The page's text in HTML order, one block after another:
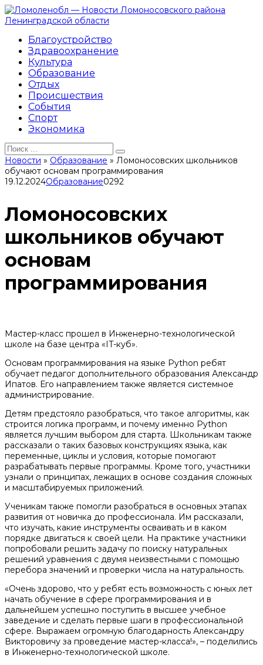
Перейти
к
Благоустройство
Здравоохранение
Культура
Образование
Отдых
Происшествия
События
Спорт
Экономика
Search
for:
Новости » Образование » Ломоносовских школьников
обучают основам программирования
19.12.2024Образование0292
Ломоносовских
школьников обучают
основам
программирования
Мастер-класс прошел в Инженерно-технологической
школе на базе центра «IT-куб».
Основам программирования на языке Python ребят
обучает педагог дополнительного образования Александр
Ипатов. Его направлением также является системное
администрирование.
Детям предстояло разобраться, что такое алгоритмы, как
строится логика программ, и почему именно Python
является лучшим выбором для старта. Школьникам также
рассказали о таких базовых конструкциях языка, как
переменные, циклы и условия, которые помогают
разрабатывать первые программы. Кроме того, участники
узнали о принципах, лежащих в основе создания сложных
и масштабируемых приложений.
Ученикам также помогли разобраться в основных этапах
развития от новичка до профессионала. Им рассказали,
что изучать, какие инструменты осваивать и в каком
порядке двигаться к своей цели. На практике участники
попробовали решить задачу по поиску натуральных
решений уравнения с двумя неизвестными с помощью
перебора значений и проверки числа на натуральность.
«Очень здорово, что у ребят есть возможность с юных лет
начать обучение в сфере программирования и в
дальнейшем успешно поступить в высшее учебное
заведение и сделать первые шаги в профессиональной
сфере. Выражаем огромную благодарность Александру
Викторовичу за проведение мастер-класса!», – поделились
в Инженерно-технологической школе.